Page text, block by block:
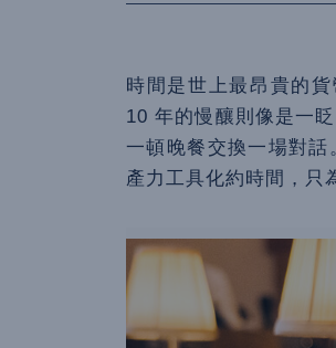
時間是世上最昂貴的
10 年的慢釀則像是一
一頓晚餐交換一場對
產力工具化約時間，只